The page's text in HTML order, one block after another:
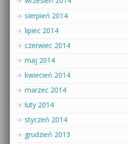
sierpień 2014
lipiec 2014
czerwiec 2014
maj 2014
kwiecień 2014
marzec 2014
luty 2014
styczeń 2014
grudzień 2013